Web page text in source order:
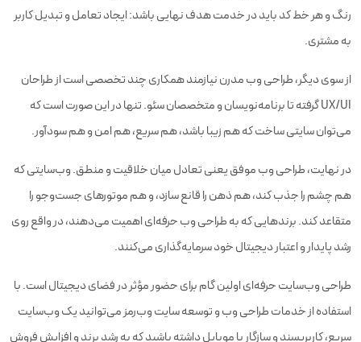
رنگ و هر خط کد باید در خدمت هدف نهایی باشد: ایجاد تعامل و تبدیل کاربر
به مشتری.
از سوی دیگر، طراحی وب مدرن نیازمند همکاری چند تخصصی است از طراحان
UX/UI گرفته تا برنامه‌نویسان و متخصصان سئو. تنها در این صورت است که
می‌توان سایتی ساخت که هم زیبا باشد، هم سریع، هم امن و هم سودآور.
در نهایت، طراحی وب موفق یعنی تعادل میان خلاقیت و منطق. وب‌سایتی که
هم چشم را جذب کند، هم ذهن را قانع سازد، و هم موتورهای جست‌وجو را
متقاعد کند. برندهایی که به طراحی وب حرفه‌ای اهمیت می‌دهند، در واقع روی
رشد پایدار و اعتبار دیجیتال خود سرمایه‌گذاری می‌کنند.
طراحی وب‌سایت حرفه‌ای اولین گام برای حضور مؤثر در فضای دیجیتال است. با
استفاده از خدمات طراحی وب و توسعه سایت وب‌رمز می‌توانید یک وب‌سایت
سریع، کاربرپسند و سازگار با موبایل داشته باشید که به رشد برند و افزایش فروش